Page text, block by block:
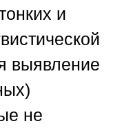
и
выявление
не